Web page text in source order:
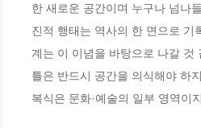
한 새로운 공간이며 누구나 넘나
진적 행태는 역사의 한 면으로 기
계는 이 이념을 바탕으로 나갈
틀은 반드시 공간을 의식해야 하
복식은 문화·예술의 일부 영역이